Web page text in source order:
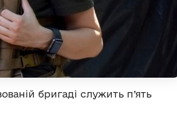
бригаді служить п’ять